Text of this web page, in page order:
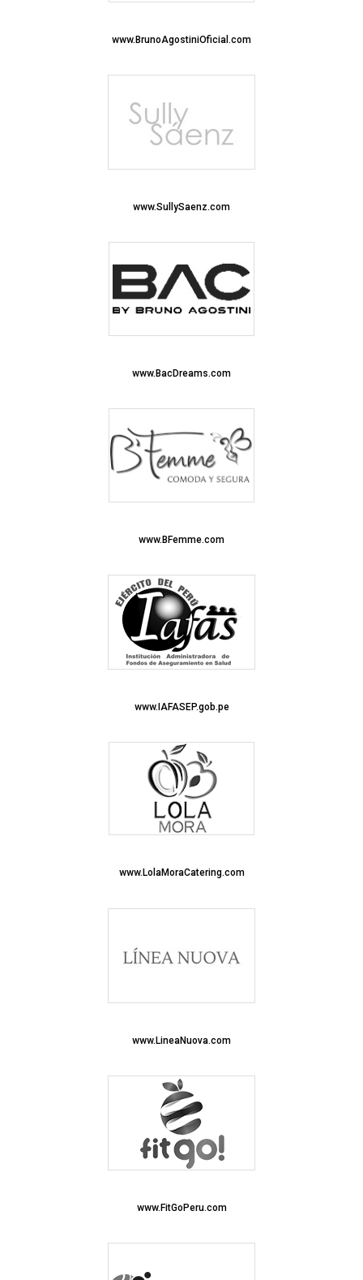
www.BrunoAgostiniOficial.com
www.SullySaenz.com
www.BacDreams.com
www.BFemme.com
www.IAFASEP.gob.pe
www.LolaMoraCatering.com
www.LineaNuova.com
www.FitGoPeru.com